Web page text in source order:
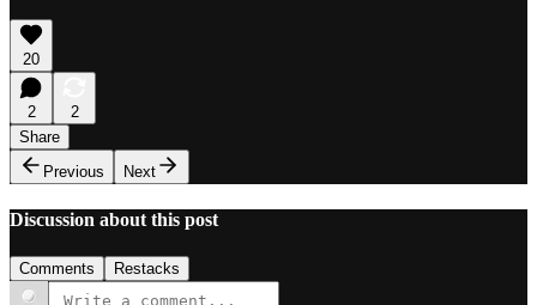
20
2
2
Share
Previous
Next
Discussion about this post
Comments Restacks